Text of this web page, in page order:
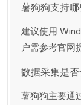
薯狗狗支持哪
建议使用
户需参考官网
数据采集是否
薯狗狗主要通